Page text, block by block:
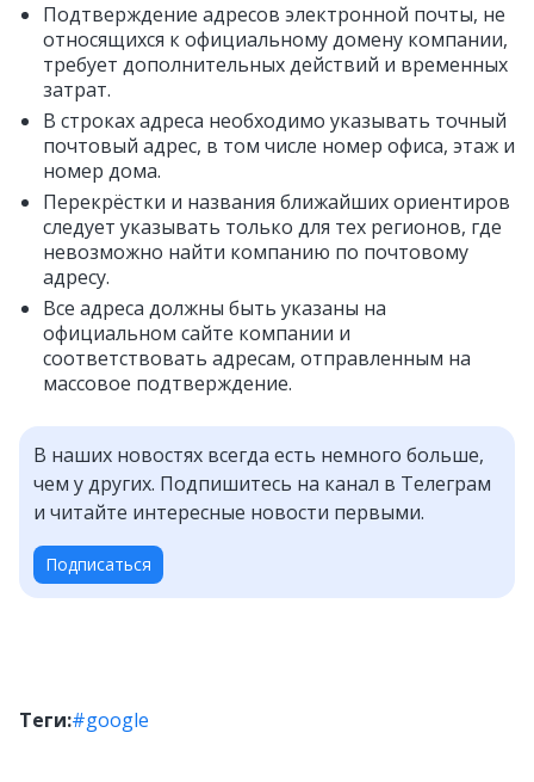
Подтверждение адресов электронной почты, не
относящихся к официальному домену компании,
требует дополнительных действий и временных
затрат.
В строках адреса необходимо указывать точный
почтовый адрес, в том числе номер офиса, этаж и
номер дома.
Перекрёстки и названия ближайших ориентиров
следует указывать только для тех регионов, где
невозможно найти компанию по почтовому
адресу.
Все адреса должны быть указаны на
официальном сайте компании и
соответствовать адресам, отправленным на
массовое подтверждение.
В наших новостях всегда есть немного больше,
чем у других. Подпишитесь на канал в Телеграм
и читайте интересные новости первыми.
Подписаться
Теги:#google